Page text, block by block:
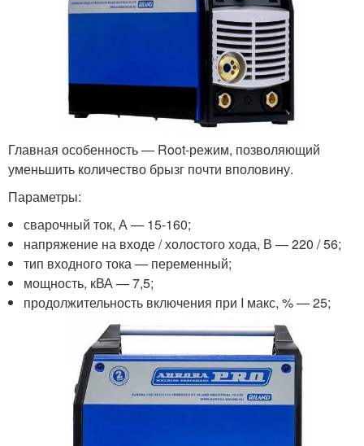
Главная особенность — Root-режим, позволяющий
уменьшить количество брызг почти вполовину.
Параметры:
сварочный ток, А — 15-160;
напряжение на входе / холостого хода, В — 220 / 56;
тип входного тока — переменный;
мощность, кВА — 7,5;
продолжительность включения при I макс, % — 25;